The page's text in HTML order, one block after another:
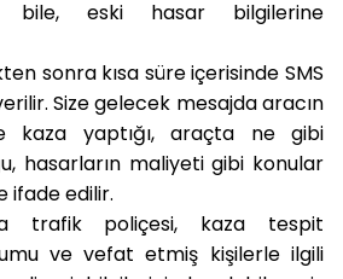
bile, eski hasar bilgilerine
sonra kısa süre içerisinde SMS
Size gelecek mesajda aracın
kaza yaptığı, araçta ne gibi
hasarların maliyeti gibi konular
ifade edilir.
trafik poliçesi, kaza tespit
ve vefat etmiş kişilerle ilgili